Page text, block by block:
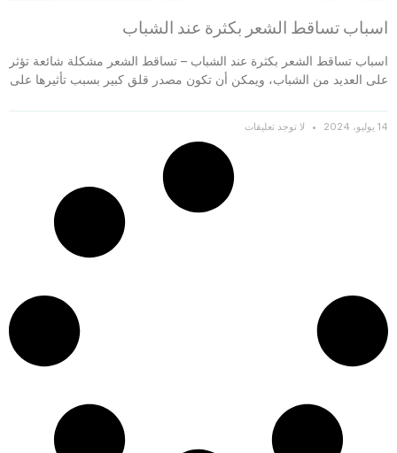
اسباب تساقط الشعر بكثرة عند الشباب
اسباب تساقط الشعر بكثرة عند الشباب – تساقط الشعر مشكلة شائعة تؤثر
على العديد من الشباب، ويمكن أن تكون مصدر قلق كبير بسبب تأثيرها على
14 يوليو، 2024 لا توجد تعليقات